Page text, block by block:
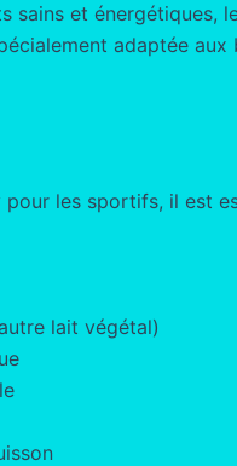
sains et énergétiques,
adaptée
les sportifs, il est
lait végétal)